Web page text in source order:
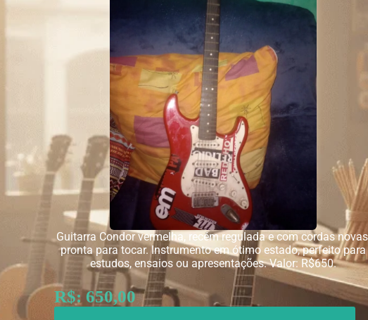
Guitarra Condor vermelha, recém regulada e com cordas
pronta para tocar. Instrumento em ótimo estado, perfeito para
estudos, ensaios ou apresentações. Valor: R$650.
R$: 650,00